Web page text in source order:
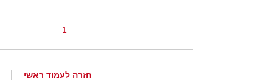
1
חזרה לעמוד ראשי